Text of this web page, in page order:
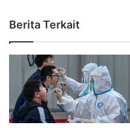
Berita Terkait